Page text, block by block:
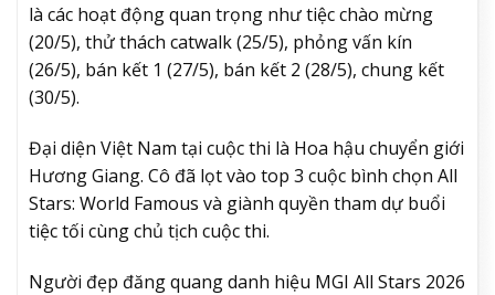
là các hoạt động quan trọng như tiệc chào mừng
(20/5), thử thách catwalk (25/5), phỏng vấn kín
(26/5), bán kết 1 (27/5), bán kết 2 (28/5), chung kết
(30/5).
Đại diện Việt Nam tại cuộc thi là Hoa hậu chuyển giới
Hương Giang. Cô đã lọt vào top 3 cuộc bình chọn All
Stars: World Famous và giành quyền tham dự buổi
tiệc tối cùng chủ tịch cuộc thi.
Người đẹp đăng quang danh hiệu MGI All Stars 2026